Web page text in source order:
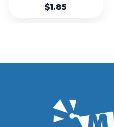
$1.85